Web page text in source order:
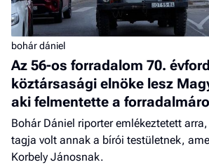
bohár dániel
Az 56-os forradalom 70.
köztársasági elnöke lesz
aki felmentette a
Bohár Dániel riporter emlékeztetett
tagja volt annak a bírói testületnek,
Korbely Jánosnak.